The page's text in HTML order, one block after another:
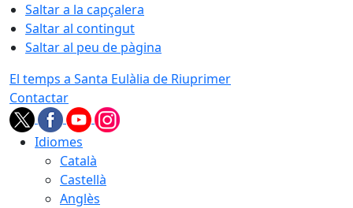
Saltar a la capçalera
Saltar al contingut
Saltar al peu de pàgina
El temps a Santa Eulàlia de Riuprimer
Contactar
Idiomes
Català
Castellà
Anglès